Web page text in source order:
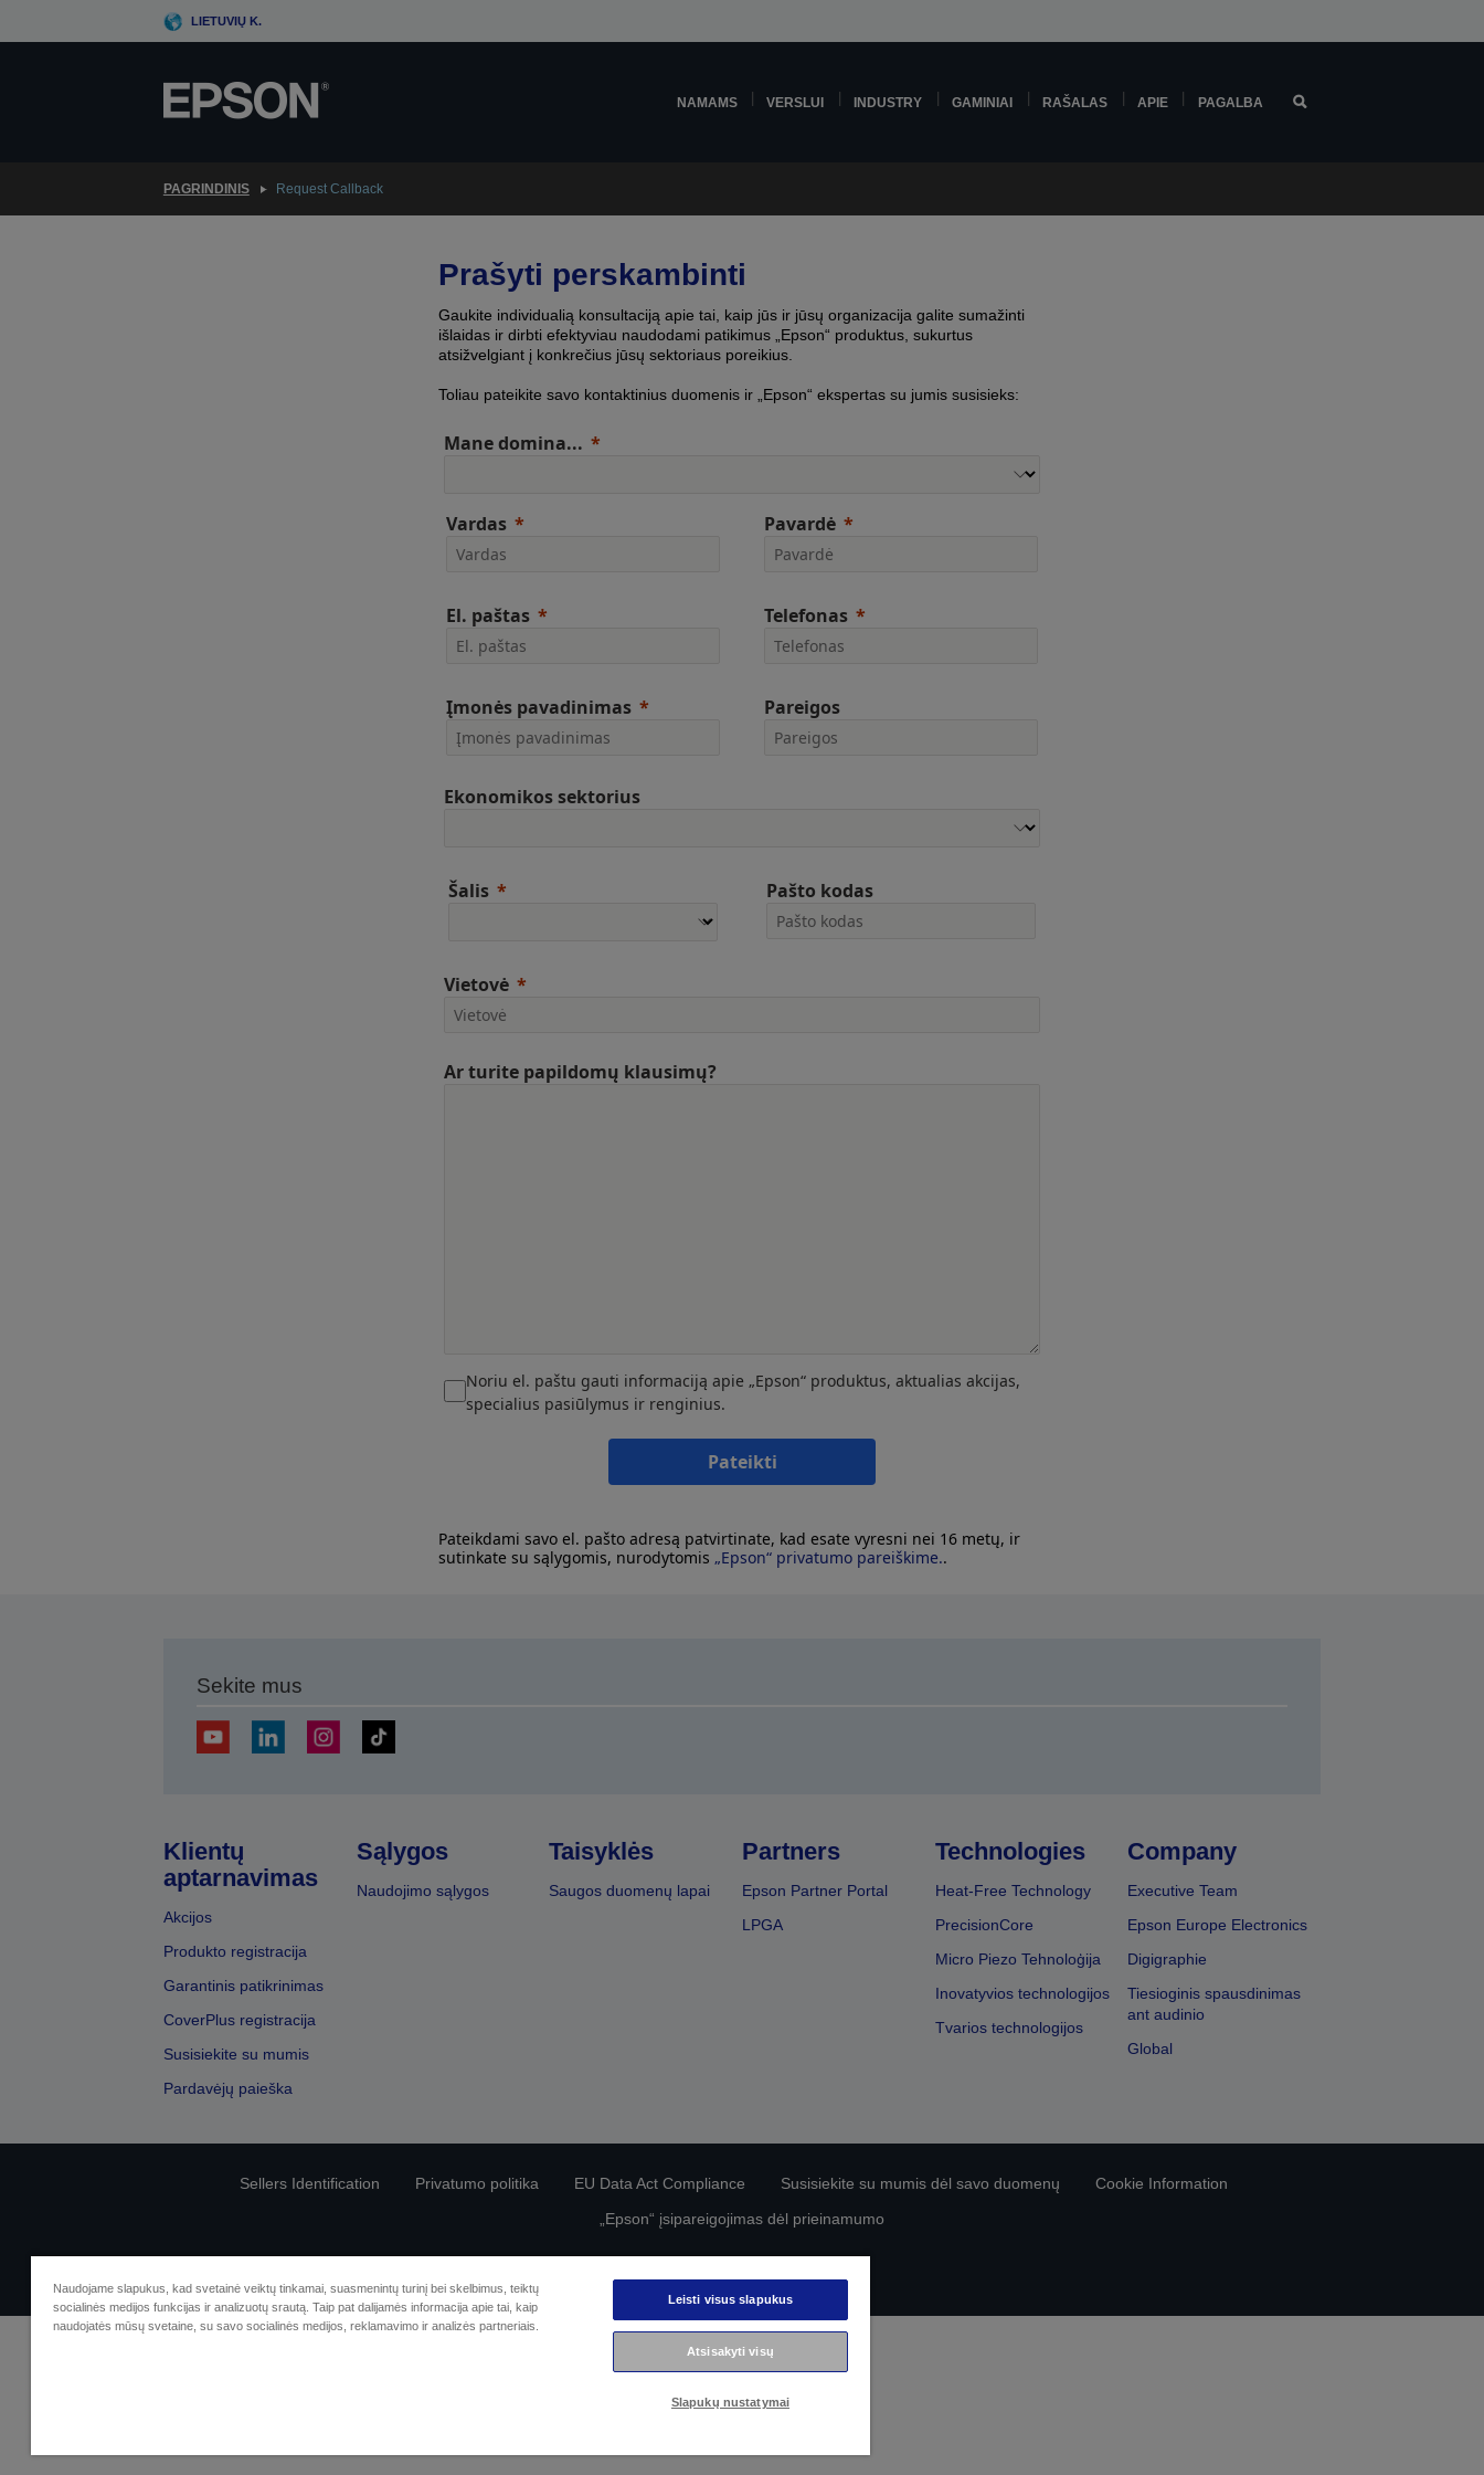
to
LIETUVIŲ K.
NAMAMS VERSLUI INDUSTRY GAMINIAI RAŠALAS APIE PAGALBA
PAGRINDINIS Request Callback
Prašyti perskambinti
Gaukite individualią konsultaciją apie tai, kaip jūs ir jūsų organizacija galite sumažinti
išlaidas ir dirbti efektyviau naudodami patikimus „Epson“ produktus, sukurtus
atsižvelgiant į konkrečius jūsų sektoriaus poreikius.
Toliau pateikite savo kontaktinius duomenis ir „Epson“ ekspertas su jumis susisieks:
Mane domina...
Vardas Pavardė
El. paštas Telefonas
Įmonės pavadinimas Pareigos
Ekonomikos sektorius
Šalis Pašto kodas
Vietovė
Ar turite papildomų klausimų?
Noriu el. paštu gauti informaciją apie „Epson“ produktus, aktualias akcijas,
specialius pasiūlymus ir renginius.
Pateikti
Pateikdami savo el. pašto adresą patvirtinate, kad esate vyresni nei 16 metų, ir
sutinkate su sąlygomis, nurodytomis „Epson“ privatumo pareiškime..
Sekite mus
Klientų
aptarnavimas
Akcijos
Produkto registracija
Garantinis patikrinimas
CoverPlus registracija
Susisiekite su mumis
Pardavėjų paieška
Sąlygos
Naudojimo sąlygos
Taisyklės
Saugos duomenų lapai
Partners
Epson Partner Portal
LPGA
Technologies
Heat-Free Technology
PrecisionCore
Micro Piezo Tehnoloģija
Inovatyvios technologijos
Tvarios technologijos
Company
Executive Team
Epson Europe Electronics
Digigraphie
Tiesioginis spausdinimas
ant audinio
Global
Sellers Identification Privatumo politika EU Data Act Compliance Susisiekite su mumis dėl savo duomenų
Cookie Information
„Epson“ įsipareigojimas dėl prieinamumo
Naudojame slapukus, kad svetainė veiktų tinkamai, suasmenintų turinį bei skelbimus, teiktų
socialinės medijos funkcijas ir analizuotų srautą. Taip pat dalijamės informacija apie tai, kaip
naudojatės mūsų svetaine, su savo socialinės medijos, reklamavimo ir analizės partneriais.
Leisti visus slapukus
Atsisakyti visų
Slapukų nustatymai